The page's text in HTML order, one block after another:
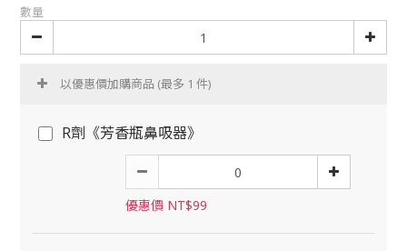
數量
以優惠價加購商品 (最多 1 件)
R劑《芳香瓶鼻吸器》
優惠價 NT$99